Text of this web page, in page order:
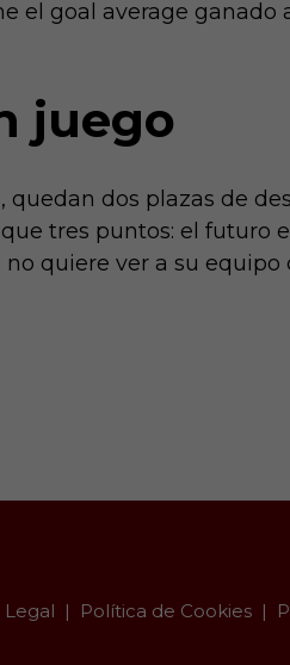
el goal average
juego
quedan dos plazas de
tres puntos: el
quiere ver a su equipo
Legal Política de Cookies